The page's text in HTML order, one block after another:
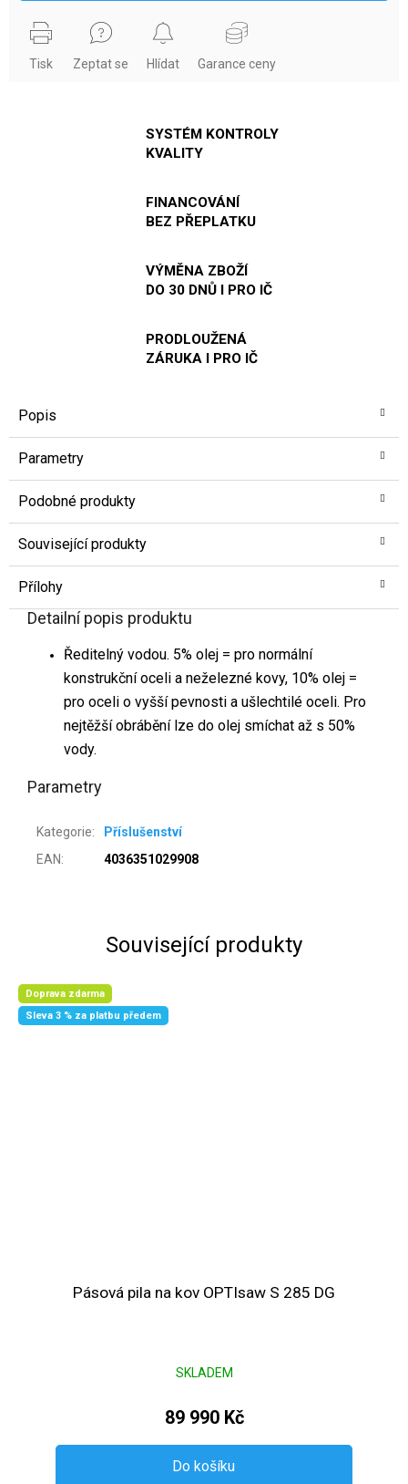
Tisk Zeptat se Hlídat Garance ceny
SYSTÉM KONTROLY
KVALITY
FINANCOVÁNÍ
BEZ PŘEPLATKU
VÝMĚNA ZBOŽÍ
DO 30 DNŮ I PRO IČ
PRODLOUŽENÁ
ZÁRUKA I PRO IČ
Popis
Parametry
Podobné produkty
Související produkty
Přílohy
Detailní popis produktu
Ředitelný vodou. 5% olej = pro normální
konstrukční oceli a neželezné kovy, 10% olej =
pro oceli o vyšší pevnosti a ušlechtilé oceli. Pro
nejtěžší obrábění lze do olej smíchat až s 50%
vody.
Parametry
Kategorie:
Příslušenství
EAN: 4036351029908
Související produkty
Doprava zdarma
Sleva 3 % za platbu předem
Pásová pila na kov OPTIsaw S 285 DG
SKLADEM
89 990 Kč
Do košíku